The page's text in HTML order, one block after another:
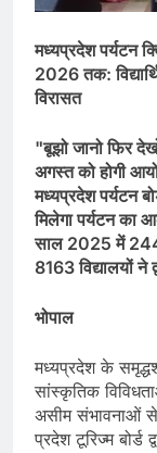
मध्यप्रदेश पर्यटन
2026 तक:
विरासत
"बूझो जानो फिर
अगस्त को होगी
मध्यप्रदेश पर्यटन
मिलेगा पर्यटन का
साल 2025 में
8163 विद्यालयों ने
भोपाल
मध्यप्रदेश के
सांस्कृतिक
असीम संभावनाओं से
प्रदेश टूरिज्म